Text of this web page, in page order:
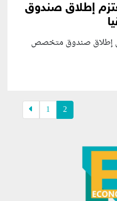
إطلاق صندوق
إطلاق صندوق متخصص
1 2